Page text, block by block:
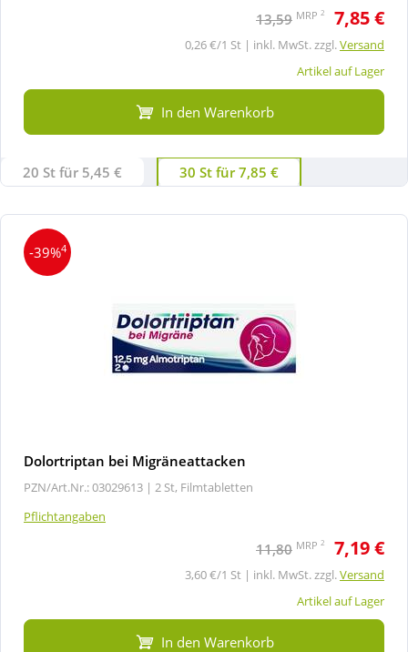
13,59 MRP 2 7,85 €
0,26 €/1 St | inkl. MwSt. zzgl.Versand
Artikel auf Lager
In den Warenkorb
20 St für 5,45 € 30 St für 7,85 €
-39%4
Dolortriptan bei Migräneattacken
PZN/Art.Nr.: 03029613 | 2 St, Filmtabletten
Pflichtangaben
11,80 MRP 2 7,19 €
3,60 €/1 St | inkl. MwSt. zzgl.Versand
Artikel auf Lager
In den Warenkorb